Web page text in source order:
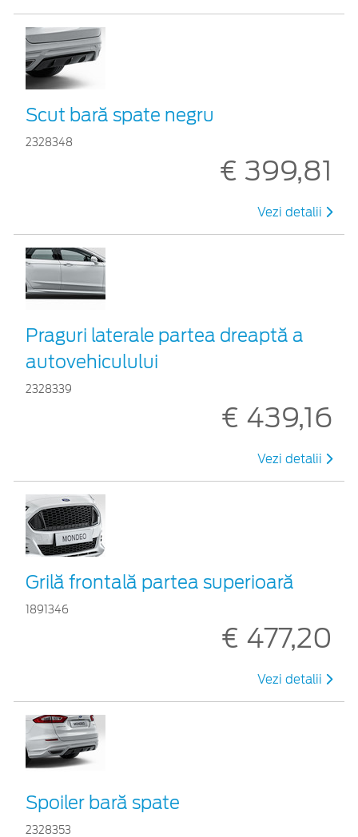
Scut bară spate negru
2328348
€ 399,81
Vezi detalii
Praguri laterale partea dreaptă a
autovehiculului
2328339
€ 439,16
Vezi detalii
Grilă frontală partea superioară
1891346
€ 477,20
Vezi detalii
Spoiler bară spate
2328353